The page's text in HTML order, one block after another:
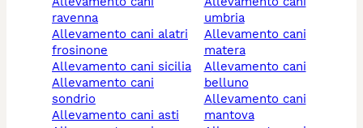
ravenna
allevamento cani alatri
frosinone
allevamento cani sicilia
allevamento cani
sondrio
allevamento cani asti
umbria
allevamento cani
matera
allevamento cani
belluno
allevamento cani
mantova